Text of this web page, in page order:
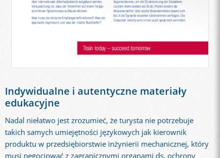
Indywidualne i autentyczne materiały
edukacyjne
Nadal niełatwo jest zrozumieć, że turysta nie potrzebuje
takich samych umiejętności językowych jak kierownik
produktu w przedsiębiorstwie inżynierii mechanicznej, który
musi negocjować z zagranicznymi organami ds. ochrony